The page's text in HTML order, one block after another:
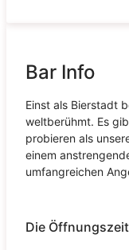
Bar Info
Einst als Bierstadt
weltberühmt. Es
probieren als
einem
umfangreichen
Die